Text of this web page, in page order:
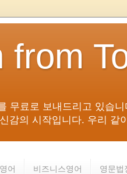
from
무료로 보내드리고 있습
감의 시작입니다. 우리 같
어 비즈니스영어 영문법